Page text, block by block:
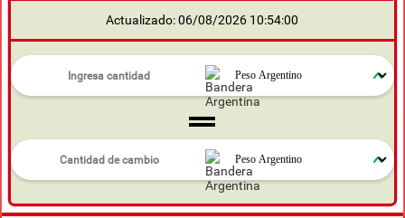
Actualizado: 06/08/2026 10:54:00